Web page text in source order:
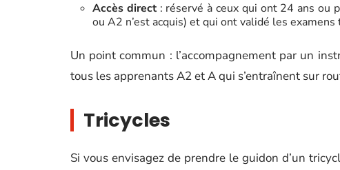
Accès direct: réservé à ceux qui ont 24 ans ou
ou A2 n’est acquis) et qui ont validé les
Un point commun : l’accompagnement par un
tous les apprenants A2 et A qui s’entraînent sur
Tricycles
Si vous envisagez de prendre le guidon d’un